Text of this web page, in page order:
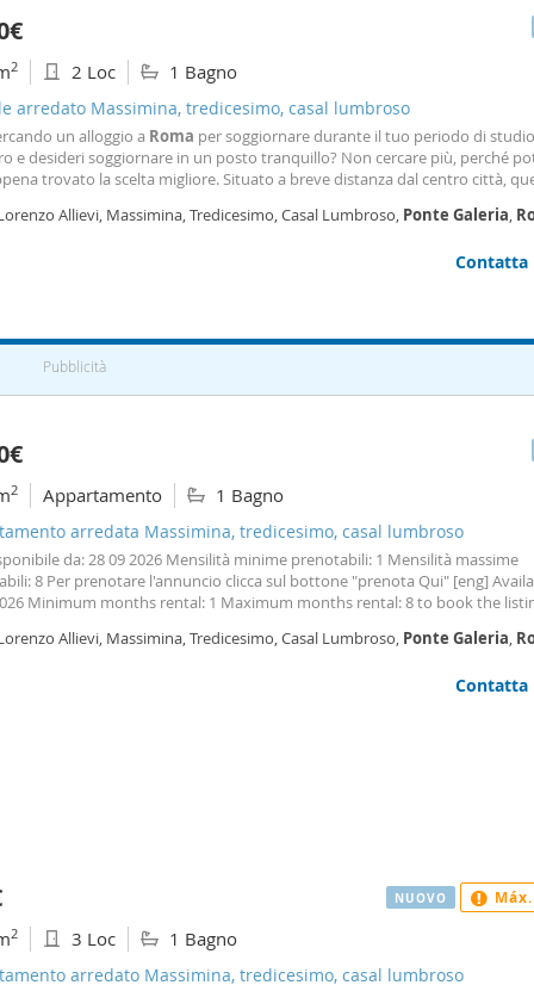
2 2 Loc 1 Bagno
arredato Massimina, tredicesimo, casal lumbroso
un alloggio a Roma per soggiornare durante il tuo periodo di studio
e desideri soggiornare in un posto tranquillo? Non cercare più, perché
trovato la scelta migliore. Situato a breve distanza dal centro città,
offre una camera matrimoniale con una
Allievi, Massimina, Tredicesimo, Casal Lumbroso, Ponte Galeria,
Contatta
Pubblicità
2 Appartamento 1 Bagno
arredata Massimina, tredicesimo, casal lumbroso
da: 28 09 2026 Mensilità minime prenotabili: 1 Mensilità massime
8 Per prenotare l'annuncio clicca sul bottone "prenota Qui" [eng]
Minimum months rental: 1 Maximum months rental: 8 to book the
continuare i tuoi studi, ma
Allievi, Massimina, Tredicesimo, Casal Lumbroso, Ponte Galeria,
Contatta
2 3 Loc 1 Bagno
arredato Massimina, tredicesimo, casal lumbroso
NUOVO